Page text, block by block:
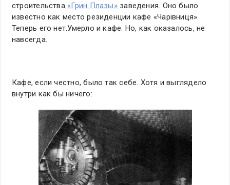
строительства«Грин Плазы» заведения. Оно было
известно как место резиденции кафе «Чарiвниця».
Теперь его нет.Умерло и кафе. Но, как оказалось, не
навсегда.
Кафе, если честно, было так себе. Хотя и выглядело
внутри как бы ничего: